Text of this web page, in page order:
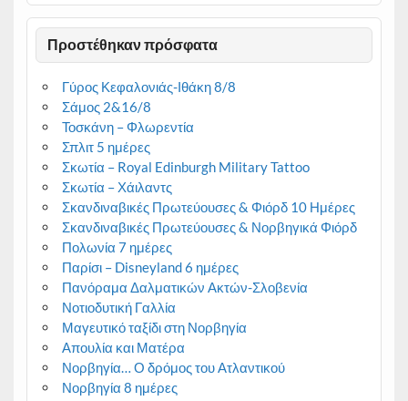
Προστέθηκαν πρόσφατα
Γύρος Κεφαλονιάς-Ιθάκη 8/8
Σάμος 2&16/8
Τοσκάνη – Φλωρεντία
Σπλιτ 5 ημέρες
Σκωτία – Royal Edinburgh Military Tattoo
Σκωτία – Χάιλαντς
Σκανδιναβικές Πρωτεύουσες & Φιόρδ 10 Ημέρες
Σκανδιναβικές Πρωτεύουσες & Νορβηγικά Φιόρδ
Πολωνία 7 ημέρες
Παρίσι – Disneyland 6 ημέρες
Πανόραμα Δαλματικών Ακτών-Σλοβενία
Νοτιοδυτική Γαλλία
Μαγευτικό ταξίδι στη Νορβηγία
Απουλία και Ματέρα
Νορβηγία… Ο δρόμος του Ατλαντικού
Νορβηγία 8 ημέρες